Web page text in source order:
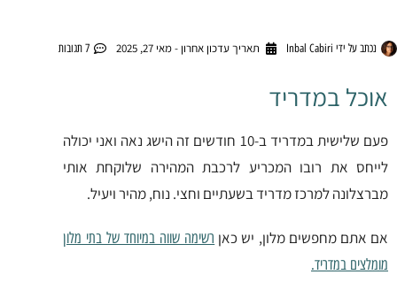
נכתב על ידי Inbal Cabiri תאריך עדכון אחרון - מאי 27, 2025 7 תגובות
אוכל במדריד
פעם שלישית במדריד ב-10 חודשים זה הישג נאה ואני יכולה
לייחס את רובו המכריע לרכבת המהירה שלוקחת אותי
מברצלונה למרכז מדריד בשעתיים וחצי. נוח, מהיר ויעיל.
אם אתם מחפשים מלון, יש כאן רשימה שווה במיוחד של בתי מלון
מומלצים במדריד.